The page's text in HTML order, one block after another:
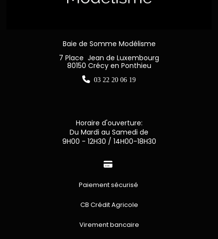
Baie de Somme Modélisme
7 Place Jean de Luxembourg
80150 Crécy en Ponthieu
 03 22 20 06 19
Horaire d'ouverture:
Du Mardi au Samedi de
9H00 - 12H30 / 14H00-18H30

Paiement sécurisé
CB Crédit Agricole
Virement bancaire